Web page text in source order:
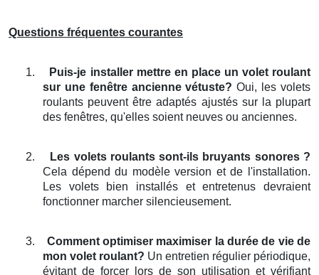
Questions fréquentes courantes
1.
Puis-je installer mettre en place un volet roulant
sur une fenêtre ancienne vétuste? Oui, les volets
roulants peuvent être adaptés ajustés sur la plupart
des fenêtres, qu'elles soient neuves ou anciennes.
2.
Les volets roulants sont-ils bruyants sonores ?
Cela dépend du modèle version et de l'installation.
Les volets bien installés et entretenus devraient
fonctionner marcher silencieusement.
3.
Comment optimiser maximiser la durée de vie de
mon volet roulant? Un entretien régulier périodique,
évitant de forcer lors de son utilisation et vérifiant